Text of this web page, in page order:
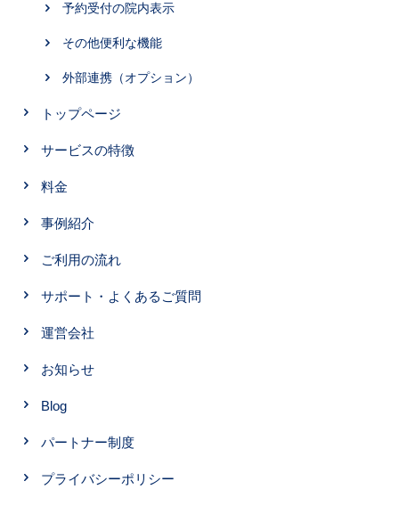
予約受付の院内表示
その他便利な機能
外部連携（オプション）
トップページ
サービスの特徴
料金
事例紹介
ご利用の流れ
サポート・よくあるご質問
運営会社
お知らせ
Blog
パートナー制度
プライバシーポリシー